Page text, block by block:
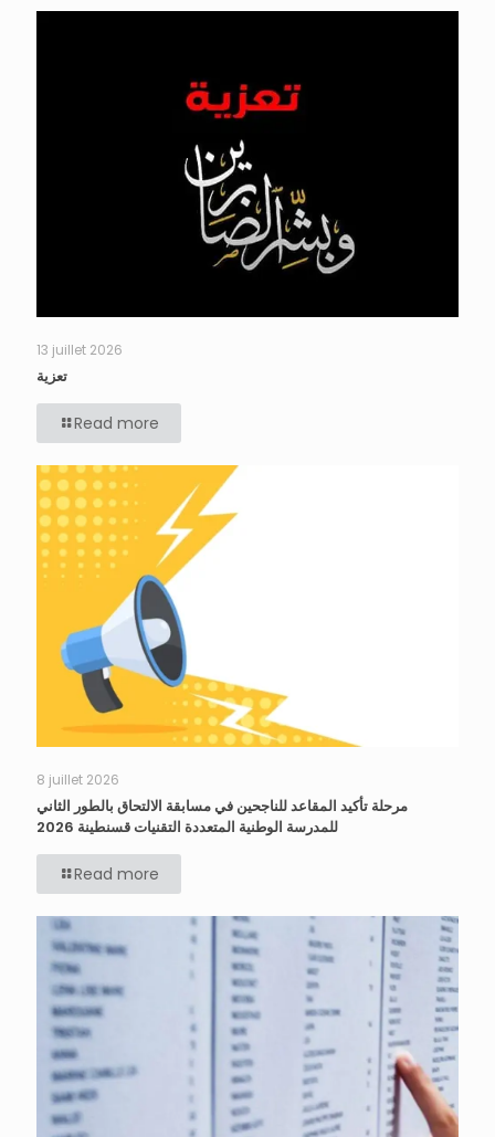
13 juillet 2026
تعزية
Read more
8 juillet 2026
مرحلة تأكيد المقاعد للناجحين في مسابقة الالتحاق بالطور الثاني
للمدرسة الوطنية المتعددة التقنيات قسنطينة 2026
Read more